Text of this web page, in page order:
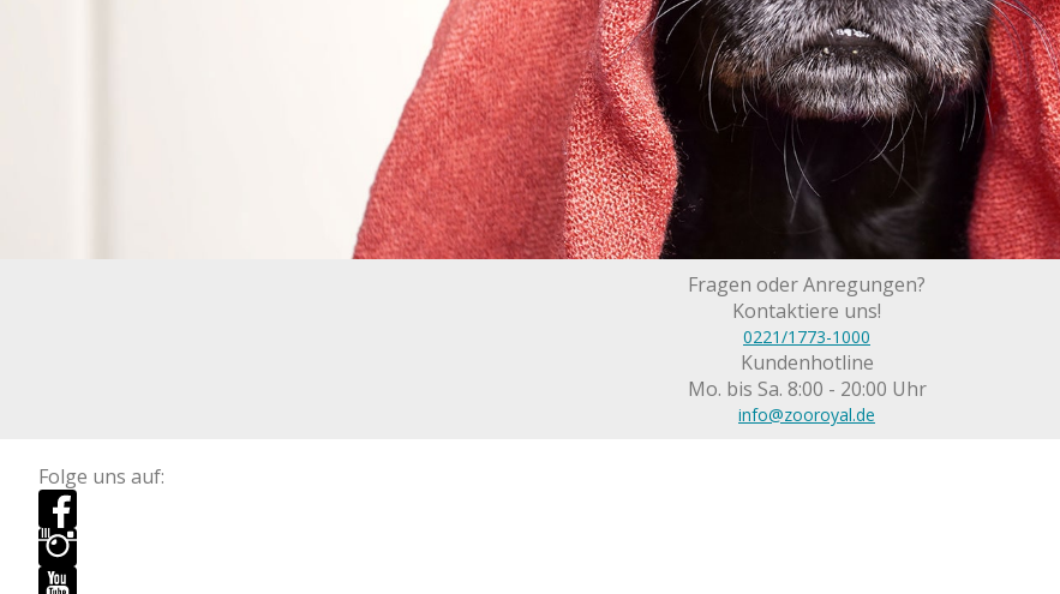
Fragen oder Anregungen?
Kontaktiere uns!
0221/1773-1000
Kundenhotline
Mo. bis Sa. 8:00 - 20:00 Uhr
info@zooroyal.de
Folge uns auf: